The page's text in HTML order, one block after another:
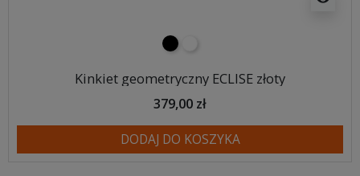
czarny
Kinkiet geometryczny ECLISE złoty
379,00 zł
DODAJ DO KOSZYKA